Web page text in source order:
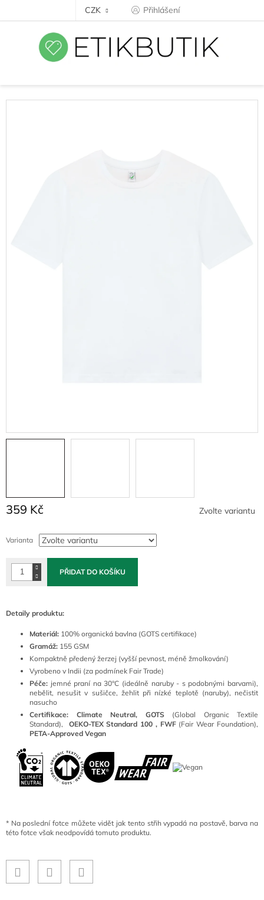
CZK Přihlášení
359 Kč
cena:
Zvolte variantu
Varianta
PŘIDAT DO KOŠÍKU
Detaily produktu:
Materiál: 100% organická bavlna (GOTS certifikace)
Gramáž: 155 GSM
Kompaktně předený žerzej (vyšší pevnost, méně žmolkování)
Vyrobeno v Indii (za podmínek Fair Trade)
Péče: jemné praní na 30°C (ideálně naruby - s podobnými barvami),
nebělit, nesušit v sušičce, žehlit při nízké teplotě (naruby), nečistit
nasucho
Certifikace: Climate Neutral, GOTS(Global Organic Textile
Standard),
OEKO-TEX Standard 100 , FWF (Fair Wear Foundation),
PETA-Approved Vegan
* Na poslední fotce můžete vidět jak tento střih vypadá na postavě, barva na
této fotce však neodpovídá tomuto produktu.